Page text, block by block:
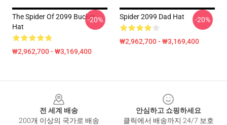
The Spider Of 2099 Bucket
Hat
₩2,962,700 - ₩3,169,400
-20% Spider 2099 Dad Hat
₩2,962,700 - ₩3,169,400
-20%
전 세계 배송
200개 이상의 국가로 배송
안심하고 쇼핑하세요
클릭에서 배송까지 24/7 보호